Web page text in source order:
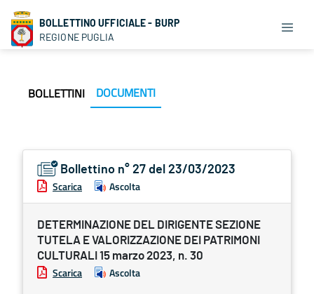
BOLLETTINO UFFICIALE - BURP
REGIONE PUGLIA
BOLLETTINI DOCUMENTI
Bollettino n° 27 del 23/03/2023
Scarica Ascolta
DETERMINAZIONE DEL DIRIGENTE SEZIONE
TUTELA E VALORIZZAZIONE DEI PATRIMONI
CULTURALI 15 marzo 2023, n. 30
Scarica Ascolta